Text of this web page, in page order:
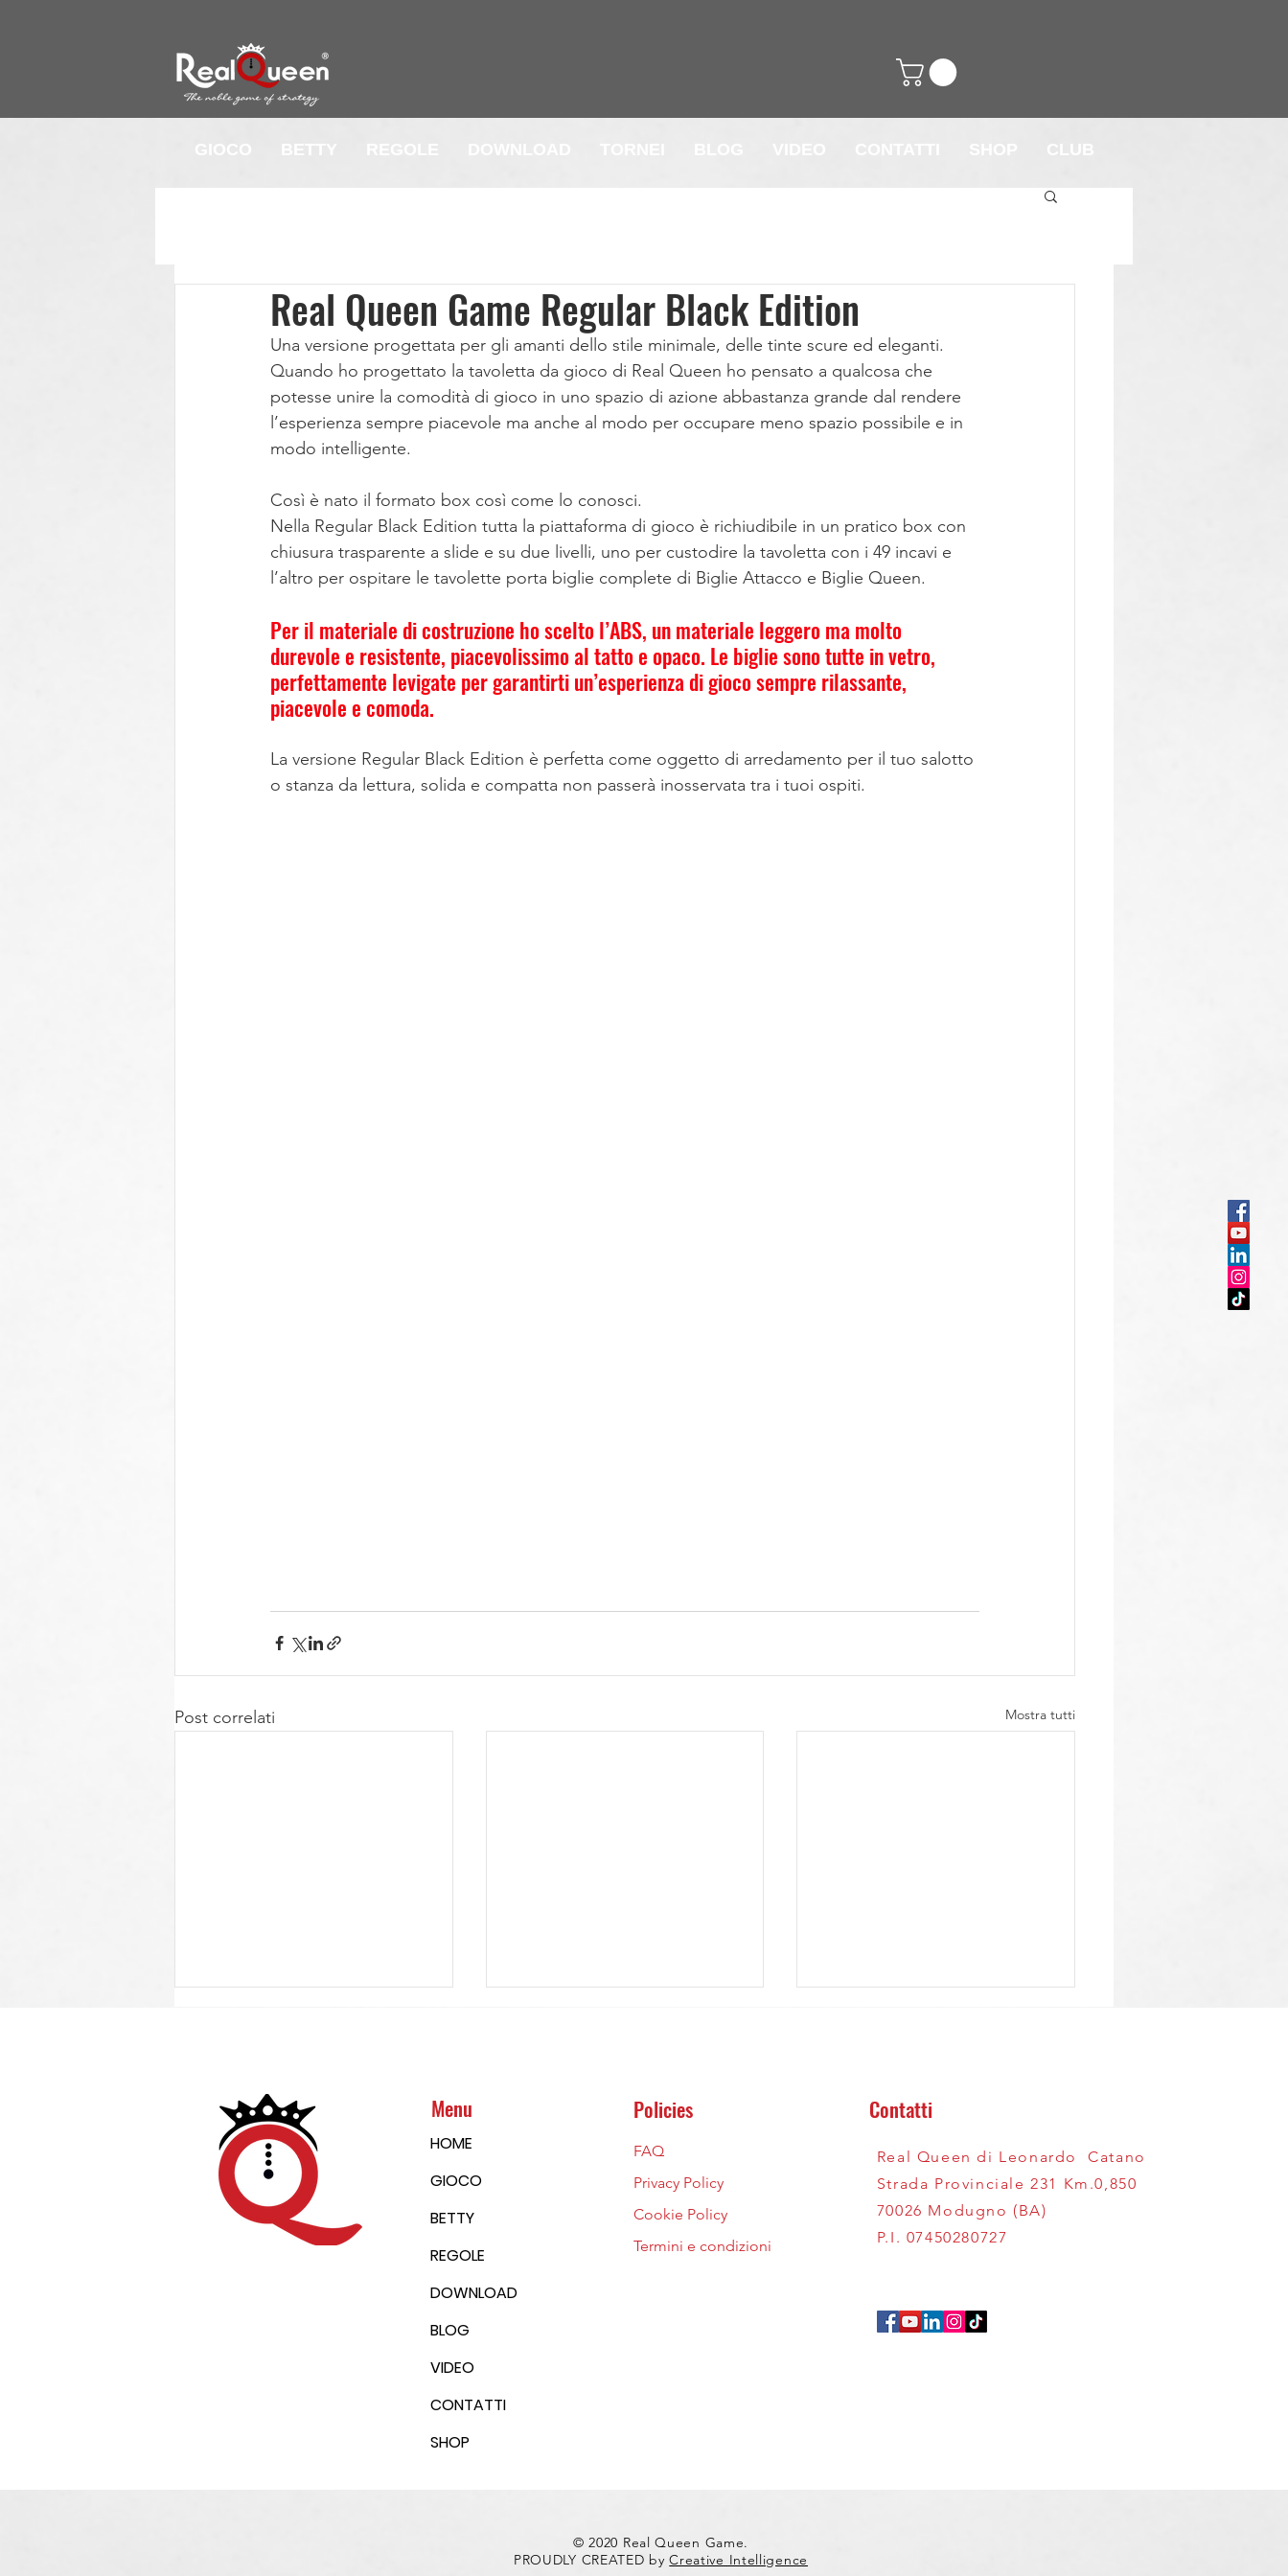
GIOCO CLUB
Real Queen Game Regular Black Edition
Una versione progettata per gli amanti dello stile minimale, delle tinte scure ed eleganti.
Quando ho progettato la tavoletta da gioco di Real Queen ho pensato a qualcosa che
potesse unire la comodità di gioco in uno spazio di azione abbastanza grande dal rendere
l’esperienza sempre piacevole ma anche al modo per occupare meno spazio possibile e in
modo intelligente.
Così è nato il formato box così come lo conosci.
Nella Regular Black Edition tutta la piattaforma di gioco è richiudibile in un pratico box con
chiusura trasparente a slide e su due livelli, uno per custodire la tavoletta con i 49 incavi e
l’altro per ospitare le tavolette porta biglie complete di Biglie Attacco e Biglie Queen.
Per il materiale di costruzione ho scelto l’ABS, un materiale leggero ma molto
durevole e resistente, piacevolissimo al tatto e opaco. Le biglie sono tutte in vetro,
perfettamente levigate per garantirti un’esperienza di gioco sempre rilassante,
piacevole e comoda.
La versione Regular Black Edition è perfetta come oggetto di arredamento per il tuo salotto
o stanza da lettura, solida e compatta non passerà inosservata tra i tuoi ospiti.
Post correlati Mostra tutti
Real Queen Party 2026, al nodo
Galattica di Modugno la
community diventa reale
Al Nodo Galattica di Modugno
torna il Real Queen Party: una
serata tra gioco, sfide e
Real Queen al LevanteFor 2026:
due giorni di gioco, incontri e
tante soddisfazioni
Menu
HOME
GIOCO
BETTY
REGOLE
DOWNLOAD
BLOG
VIDEO
CONTATTI
SHOP
Policies
FAQ
Privacy Policy
Cookie Policy
Termini e condizioni
Contatti
Real Queen di Leonardo Catano
Strada Provinciale 231 Km.0,850
70026 Modugno (BA)
P.I. 07450280727
© 2020 Real Queen Game.
PROUDLY CREATED byCreative Intelligence